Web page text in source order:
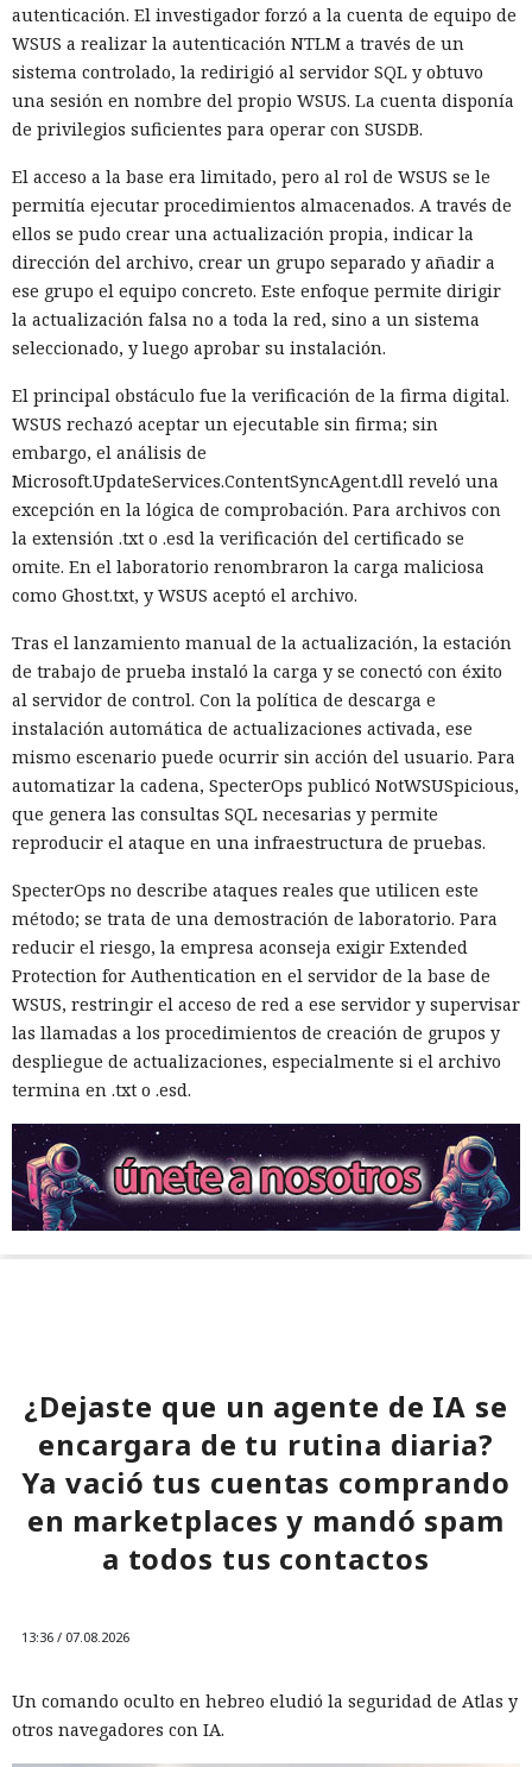
autenticación. El investigador forzó a la cuenta de equipo de
WSUS a realizar la autenticación NTLM a través de un
sistema controlado, la redirigió al servidor SQL y obtuvo
una sesión en nombre del propio WSUS. La cuenta disponía
de privilegios suficientes para operar con SUSDB.
El acceso a la base era limitado, pero al rol de WSUS se le
permitía ejecutar procedimientos almacenados. A través de
ellos se pudo crear una actualización propia, indicar la
dirección del archivo, crear un grupo separado y añadir a
ese grupo el equipo concreto. Este enfoque permite dirigir
la actualización falsa no a toda la red, sino a un sistema
seleccionado, y luego aprobar su instalación.
El principal obstáculo fue la verificación de la firma digital.
WSUS rechazó aceptar un ejecutable sin firma; sin
embargo, el análisis de
Microsoft.UpdateServices.ContentSyncAgent.dll reveló una
excepción en la lógica de comprobación. Para archivos con
la extensión .txt o .esd la verificación del certificado se
omite. En el laboratorio renombraron la carga maliciosa
como Ghost.txt, y WSUS aceptó el archivo.
Tras el lanzamiento manual de la actualización, la estación
de trabajo de prueba instaló la carga y se conectó con éxito
al servidor de control. Con la política de descarga e
instalación automática de actualizaciones activada, ese
mismo escenario puede ocurrir sin acción del usuario. Para
automatizar la cadena, SpecterOps publicó NotWSUSpicious,
que genera las consultas SQL necesarias y permite
reproducir el ataque en una infraestructura de pruebas.
SpecterOps no describe ataques reales que utilicen este
método; se trata de una demostración de laboratorio. Para
reducir el riesgo, la empresa aconseja exigir Extended
Protection for Authentication en el servidor de la base de
WSUS, restringir el acceso de red a ese servidor y supervisar
las llamadas a los procedimientos de creación de grupos y
despliegue de actualizaciones, especialmente si el archivo
termina en .txt o .esd.
¿Dejaste que un agente de IA se
encargara de tu rutina diaria?
Ya vació tus cuentas comprando
en marketplaces y mandó spam
a todos tus contactos
13:36 / 07.08.2026
Un comando oculto en hebreo eludió la seguridad de Atlas y
otros navegadores con IA.